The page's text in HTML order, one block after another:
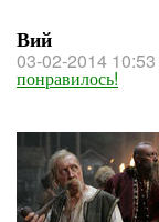
Вий
03-02-2014 10:53
понравилось!